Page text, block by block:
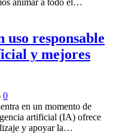
animar a todo el…
uso responsable
y mejores
0
en un momento de
artificial (IA) ofrece
y apoyar la…